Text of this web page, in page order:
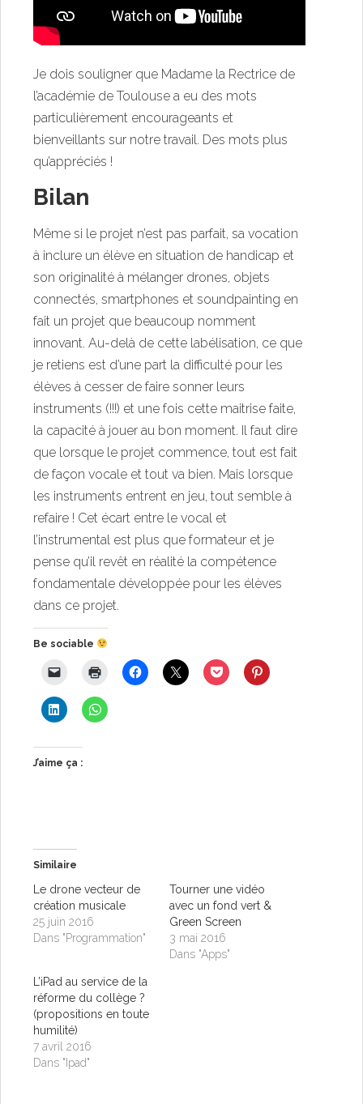
Je dois souligner que Madame la Rectrice de
l’académie de Toulouse a eu des mots
particulièrement encourageants et
bienveillants sur notre travail. Des mots plus
qu’appréciés !
Bilan
Même si le projet n’est pas parfait, sa vocation
à inclure un élève en situation de handicap et
son originalité à mélanger drones, objets
connectés, smartphones et soundpainting en
fait un projet que beaucoup nomment
innovant. Au-delà de cette labélisation, ce que
je retiens est d’une part la difficulté pour les
élèves à cesser de faire sonner leurs
instruments (!!!) et une fois cette maitrise faite,
la capacité à jouer au bon moment. Il faut dire
que lorsque le projet commence, tout est fait
de façon vocale et tout va bien. Mais lorsque
les instruments entrent en jeu, tout semble à
refaire ! Cet écart entre le vocal et
l’instrumental est plus que formateur et je
pense qu’il revêt en réalité la compétence
fondamentale développée pour les élèves
dans ce projet.
Be sociable
J’aime ça :
Similaire
Le drone vecteur de
création musicale
25 juin 2016
Dans "Programmation"
Tourner une vidéo
avec un fond vert &
Green Screen
3 mai 2016
Dans "Apps"
L’iPad au service de la
réforme du collège ?
(propositions en toute
humilité)
7 avril 2016
Dans "Ipad"